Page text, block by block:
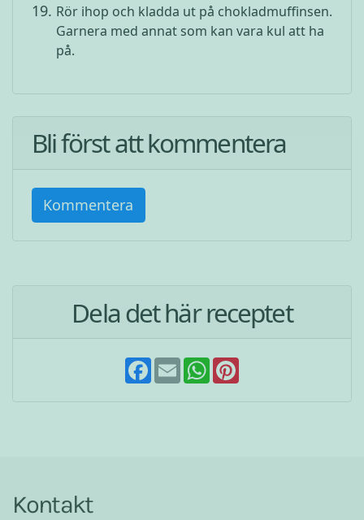
Rör ihop och kladda ut på chokladmuffinsen.
Garnera med annat som kan vara kul att ha
på.
Bli först att kommentera
Kommentera
Dela det här receptet
F
a
c
E
m
a
W
h
a
Kontakt